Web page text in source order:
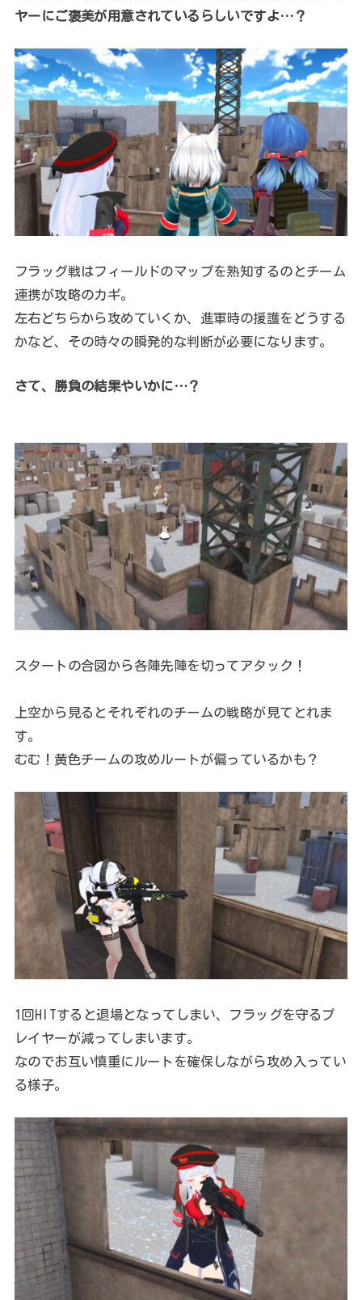
ヤーにご褒美が用意されているらしいですよ…？
フラッグ戦はフィールドのマップを熟知するのとチーム
連携が攻略のカギ。
左右どちらから攻めていくか、進軍時の援護をどうする
かなど、その時々の瞬発的な判断が必要になります。
さて、勝負の結果やいかに…？
スタートの合図から各陣先陣を切ってアタック！
上空から見るとそれぞれのチームの戦略が見てとれま
す。
むむ！黄色チームの攻めルートが偏っているかも？
1回HITすると退場となってしまい、フラッグを守るプ
レイヤーが減ってしまいます。
なのでお互い慎重にルートを確保しながら攻め入ってい
る様子。